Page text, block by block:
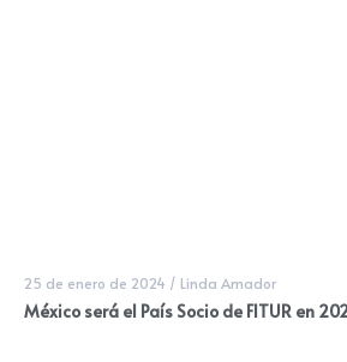
25 de enero de 2024 / Linda Amador
México será el País Socio de FITUR en